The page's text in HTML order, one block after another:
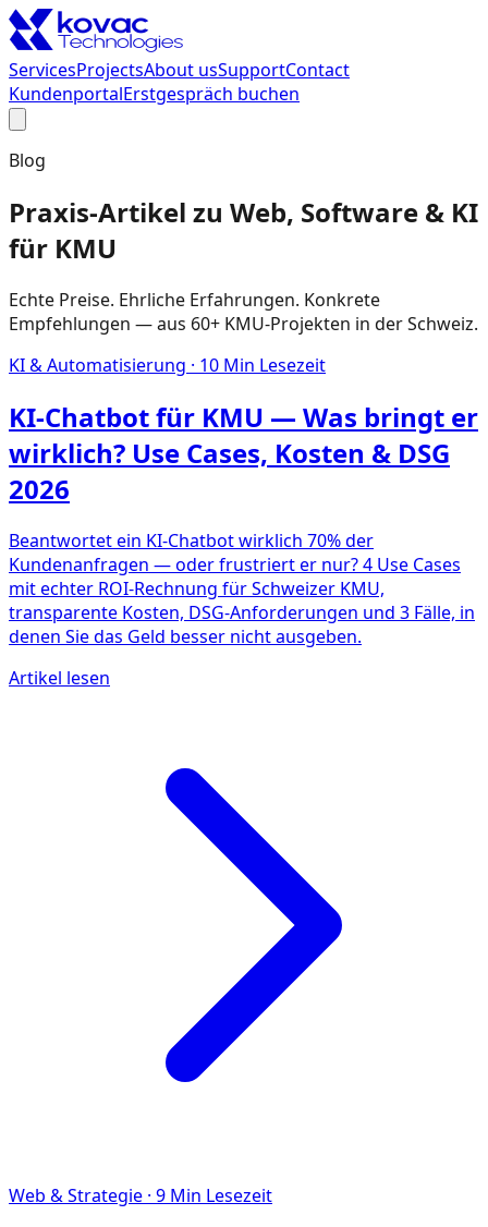
ServicesProjectsAbout usSupportContact
KundenportalErstgespräch buchen
Blog
Praxis-Artikel zu Web, Software & KI
für KMU
Echte Preise. Ehrliche Erfahrungen. Konkrete
Empfehlungen — aus 60+ KMU-Projekten in der Schweiz.
KI & Automatisierung · 10 Min Lesezeit
KI-Chatbot für KMU — Was bringt er
wirklich? Use Cases, Kosten & DSG
2026
Beantwortet ein KI-Chatbot wirklich 70% der
Kundenanfragen — oder frustriert er nur? 4 Use Cases
mit echter ROI-Rechnung für Schweizer KMU,
transparente Kosten, DSG-Anforderungen und 3 Fälle, in
denen Sie das Geld besser nicht ausgeben.
Artikel lesen
Web & Strategie · 9 Min Lesezeit